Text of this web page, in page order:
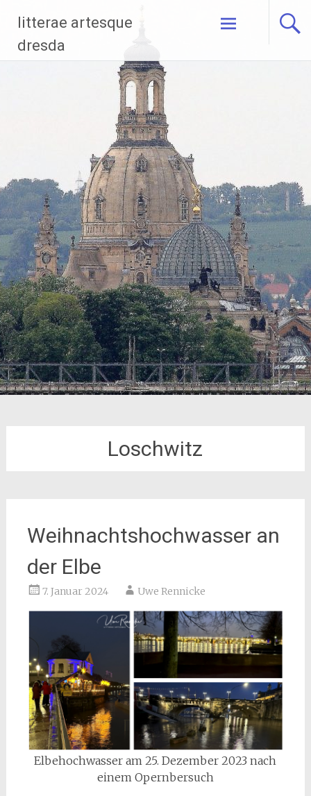
Inhalt
springen
litterae artesque
dresda
Loschwitz
Weihnachtshochwasser an
der Elbe
7. Januar 2024 Uwe Rennicke
Elbehochwasser am 25. Dezember 2023 nach
einem Opernbersuch